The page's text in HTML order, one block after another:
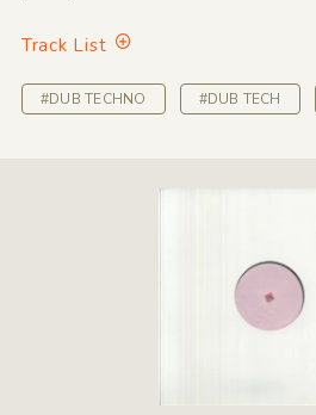
Track List
#DUB TECHNO #DUB TECH